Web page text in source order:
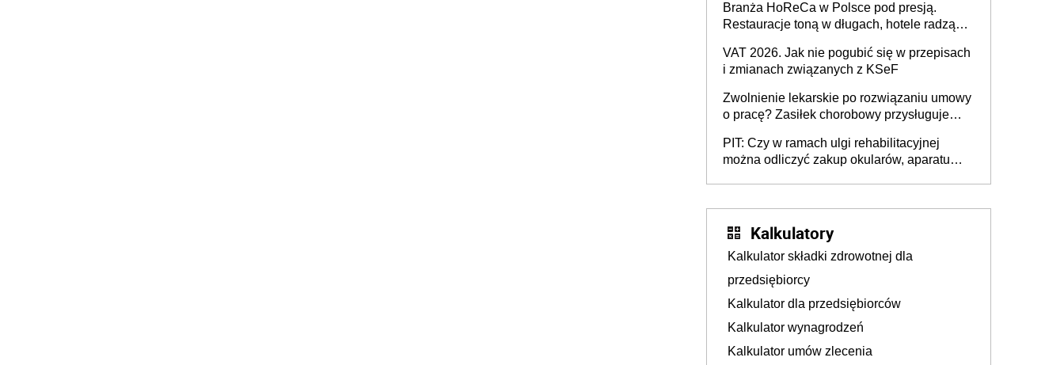
Branża HoReCa w Polsce pod presją.
Restauracje toną w długach, hotele radzą
VAT 2026. Jak nie pogubić się w przepisach
i zmianach związanych z KSeF
Zwolnienie lekarskie po rozwiązaniu umowy
o pracę? Zasiłek chorobowy przysługuje
dni od ustania stosunku pracy
PIT: Czy w ramach ulgi rehabilitacyjnej
można odliczyć zakup okularów, aparatu
Kalkulatory
Kalkulator składki zdrowotnej dla
przedsiębiorcy
Kalkulator dla przedsiębiorców
Kalkulator wynagrodzeń
Kalkulator umów zlecenia